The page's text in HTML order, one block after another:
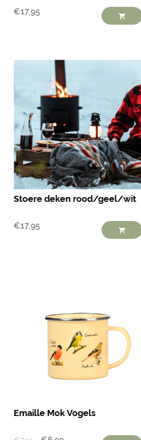
€17,95
Stoere deken rood/geel/wit
€17,95
Emaille Mok Vogels